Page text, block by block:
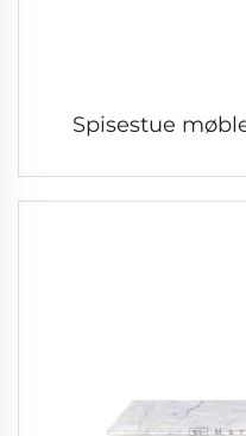
Spisestue